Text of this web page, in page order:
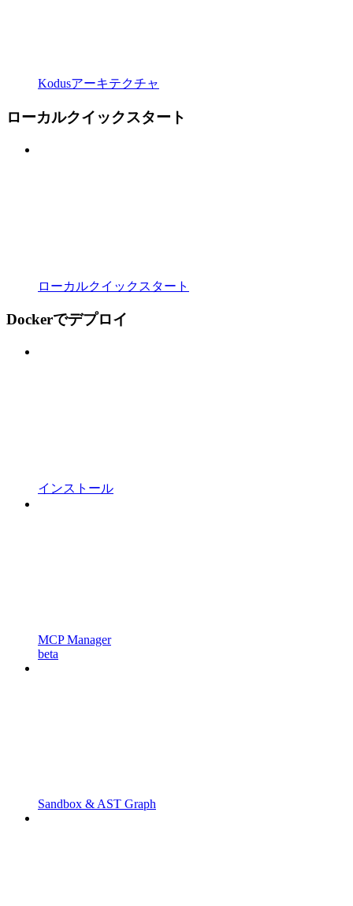
Kodusアーキテクチャ
ローカルクイックスタート
ローカルクイックスタート
Dockerでデプロイ
インストール
MCP Manager
beta
Sandbox & AST Graph